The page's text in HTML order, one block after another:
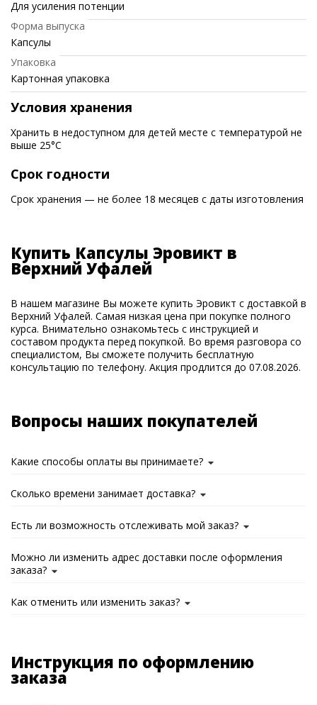
Для усиления потенции
Форма выпуска
Капсулы
Упаковка
Картонная упаковка
Условия хранения
Хранить в недоступном для детей месте с температурой не
выше 25°C
Срок годности
Срок хранения — не более 18 месяцев с даты изготовления
Купить Капсулы Эровикт в
Верхний Уфалей
В нашем магазине Вы можете купить Эровикт с доставкой в
Верхний Уфалей. Самая низкая цена при покупке полного
курса. Внимательно ознакомьтесь с инструкцией и
составом продукта перед покупкой. Во время разговора со
специалистом, Вы сможете получить бесплатную
консультацию по телефону. Акция продлится до 07.08.2026.
Вопросы наших покупателей
Какие способы оплаты вы принимаете?
Сколько времени занимает доставка?
Есть ли возможность отслеживать мой заказ?
Можно ли изменить адрес доставки после оформления
заказа?
Как отменить или изменить заказ?
Инструкция по оформлению
заказа